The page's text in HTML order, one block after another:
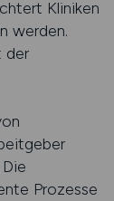
Kliniken
werden.
der
Prozesse